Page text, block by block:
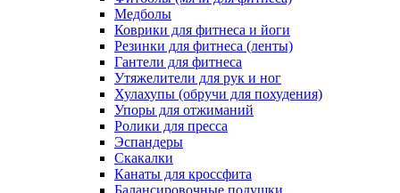
Медболы
Коврики для фитнеса и йоги
Резинки для фитнеса (ленты)
Гантели для фитнеса
Утяжелители для рук и ног
Хулахупы (обручи для похудения)
Упоры для отжиманий
Ролики для пресса
Эспандеры
Скакалки
Канаты для кроссфита
Балансировочные подушки